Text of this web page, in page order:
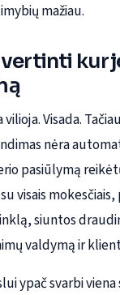
mažiau.
vertinti
vilioja. Visada.
nėra
pasiūlymą
visais
siuntos
valdymą ir
ypač svarbi viena